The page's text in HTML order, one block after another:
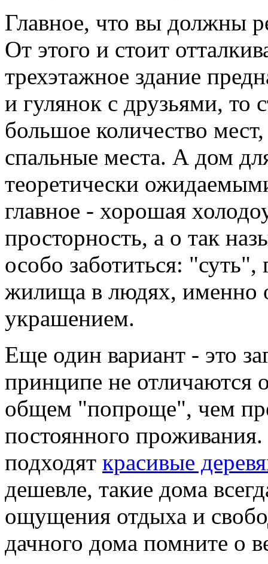
Главное, что вы должны
От этого и стоит
трехэтажное здание
и гулянок с друзьями, то
большое количество
спальные места. А дом
теоретически
главное - хорошая
просторность, а о так
особо заботиться:
жилища в людях, именно
украшением.
Еще один вариант - это
принципе не отличаются
общем "попроще", чем
постоянного
подходят красивые
дешевле, такие дома
ощущения отдыха и
дачного дома помните о